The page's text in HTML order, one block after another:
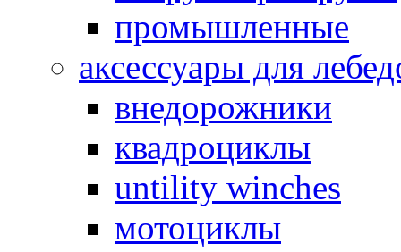
промышленные
аксессуары для
внедорожники
квадроциклы
untility winches
мотоциклы